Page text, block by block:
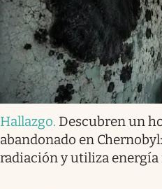
Hallazgo. Descubren un
abandonado en
radiación y utiliza energía